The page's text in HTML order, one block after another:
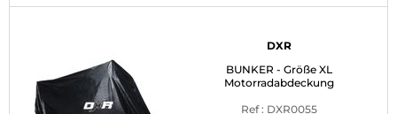
DXR
BUNKER - Größe XL
Motorradabdeckung
Ref : DXR0055